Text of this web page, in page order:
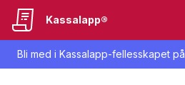
Bli med i Kassalapp-fellesskapet på
Kassalapp®